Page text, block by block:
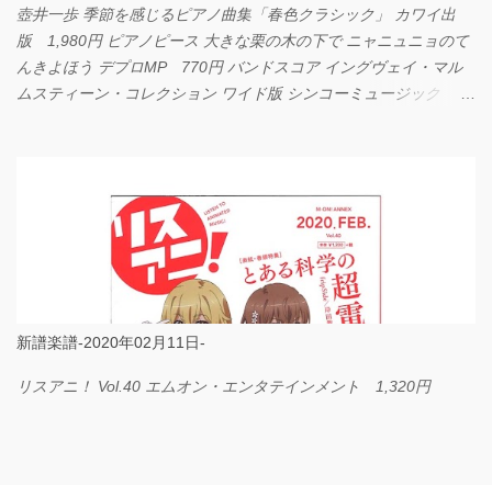
壺井一歩 季節を感じるピアノ曲集「春色クラシック」 カワイ出
版 1,980円 ピアノピース 大きな栗の木の下で ニャニュニョのて
んきよほう デプロMP 770円 バンドスコア イングヴェイ・マル
ムスティーン・コレクション ワイド版 シンコーミュージック
新譜楽譜-2020年02月11日-
リスアニ！ Vol.40 エムオン・エンタテインメント 1,320円